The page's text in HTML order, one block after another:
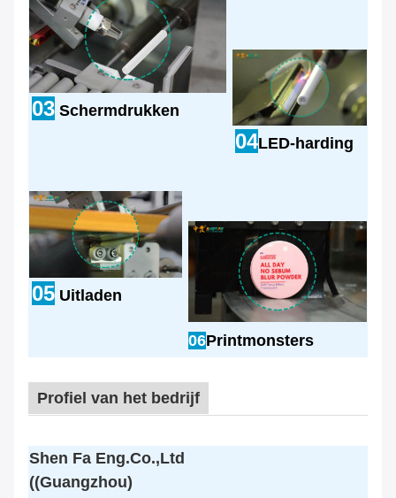
03 Schermdrukken
04LED-harding
05 Uitladen
06Printmonsters
Profiel van het bedrijf
Shen Fa Eng.Co.,Ltd
((Guangzhou)